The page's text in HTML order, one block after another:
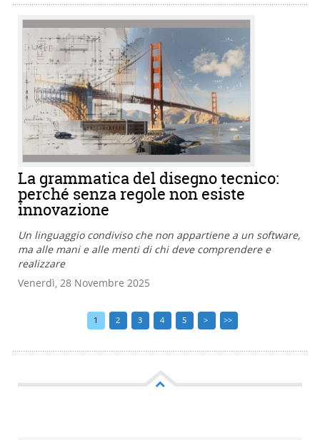
La grammatica del disegno tecnico:
perché senza regole non esiste
innovazione
Un linguaggio condiviso che non appartiene a un software,
ma alle mani e alle menti di chi deve comprendere e
realizzare
Venerdì, 28 Novembre 2025
1 2 3 4 5 > >>